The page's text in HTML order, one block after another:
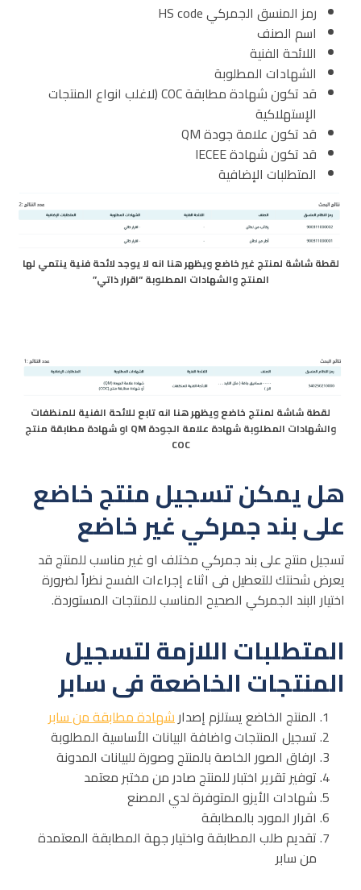
رمز المنسق الجمركي HS code
اسم الصنف
اللائحة الفنية
الشهادات المطلوبة
قد تكون شهادة مطابقة COC (لاغلب انواع المنتجات
الإستهلاكية
قد تكون علامة جودة QM
قد تكون شهادة IECEE
المتطلبات الإضافية
لقطة شاشة لمنتج غير خاضع ويظهر هنا انه لا يوجد لائحة فنية ينتمي لها
المنتج والشهادات المطلوبة “اقرار ذاتي”
لقطة شاشة لمنتج خاضع ويظهر هنا انه تابع للائحة الفنية للمنظفات
والشهادات المطلوبة شهادة علامة الجودة QM او شهادة مطابقة منتج
COC
هل يمكن تسجيل منتج خاضع
على بند جمركي غير خاضع
تسجيل منتج على بند جمركي مختلف او غير مناسب للمنتج قد
يعرض شحنتك للتعطيل فى اثناء إجراءات الفسح نظراً لضرورة
اختيار البند الجمركي الصحيح المناسب للمنتجات المستوردة.
المتطلبات اللازمة لتسجيل
المنتجات الخاضعة فى سابر
المنتج الخاضع يستلزم إصدارشهادة مطابقة من سابر
تسجيل المنتجات واضافة البيانات الأساسية المطلوبة
ارفاق الصور الخاصة بالمنتج وصورة للبيانات المدونة
توفير تقرير اختبار للمنتج صادر من مختبر معتمد
شهادات الأيزو المتوفرة لدي المصنع
اقرار المورد بالمطابقة
تقديم طلب المطابقة واختيار جهة المطابقة المعتمدة
من سابر